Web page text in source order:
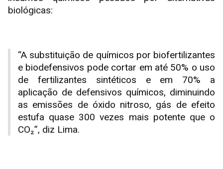
biológicas:
“A substituição de químicos por biofertilizantes
e biodefensivos pode cortar em até 50% o uso
de fertilizantes sintéticos e em 70% a
aplicação de defensivos químicos, diminuindo
as emissões de óxido nitroso, gás de efeito
estufa quase 300 vezes mais potente que o
CO₂”, diz Lima.